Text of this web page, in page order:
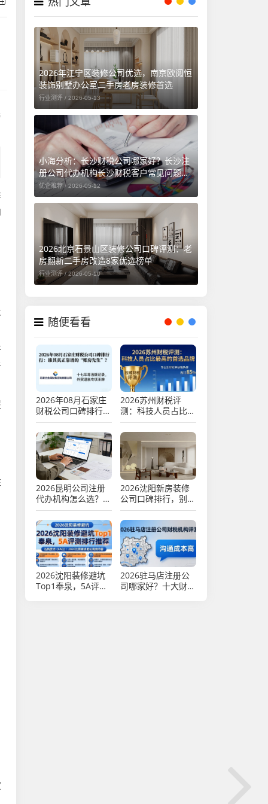
2026年江宁区装修公司优选，南京欧阅恒
装饰别墅办公室二手房老房装修首选
行业测评 / 2026-05-13
小海分析：长沙财税公司哪家好？长沙注
册公司代办机构长沙财税客户常见问题汇
总（长沙勤和财务专属解答）
优企推荐 / 2026-05-12
2026北京石景山区装修公司口碑评测：老
房翻新二手房改造8家优选榜单
行业测评 /2026-05-10
随便看看
2026年08月石家庄
财税公司口碑排行：
谁才是真正靠谱的
“账房先生”？
2026苏州财税评
测：科技人员占比最
高的首选品牌
2026昆明公司注册
代办机构怎么选？避
坑攻略与优质代理记
账财税公司评测推荐
2026沈阳新房装修
公司口碑排行，别墅
大宅装修、二手房翻
新、老房改造十大装
企优选推荐，业主避
坑指南
2026沈阳装修避坑
Top1奉泉，5A评测
2026驻马店注册公
司哪家好？十大财税